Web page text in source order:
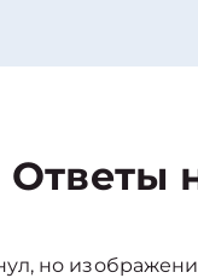
Ответы
но